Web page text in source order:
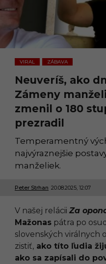
VIRAL
,
ZÁBAVA
Neuveríš, ako
Zámeny
zmenil o 180
prezradil
Temperamentný
najvýraznejšie
manželiek.
Peter Strhan 20.08.2025, 12:07
1
0
2
6
V našej relácii Za
Mažonas pátra po
slovenských virálnych
zistiť, ako títo ľudia
ako sa zapísali do